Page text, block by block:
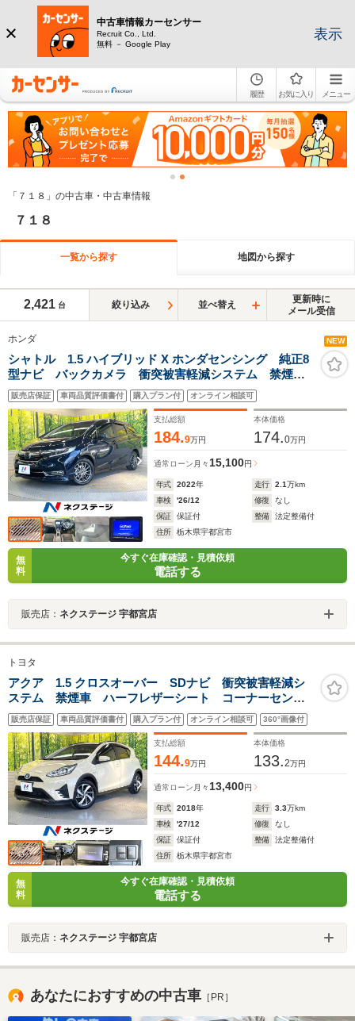
中古車情報カーセンサー
Recruit Co., Ltd.
無料 － Google Play
表示
履歴 お気に入り メニュー
「７１８」の中古車・中古車情報
７１８
一覧から探す 地図から探す
2,421 台 絞り込み 並べ替え
更新時に
メール受信
ホンダ NEW
シャトル 1.5 ハイブリッド X ホンダセンシング 純正8
型ナビ バックカメラ 衝突被害軽減システム 禁煙
車 ハーフレザーシート スマートキー LEDヘッド
ビルトインETC 車線逸脱警報 オートライト
Bluetooth CD DVD再生
販売店保証 車両品質評価書付 購入プラン付 オンライン相談可
支払総額
184.9万円
本体価格
174.0万円
通常ローン 月々15,100円
年式 2022年 走行 2.1万km
車検
'26/12 修復
なし
保証
保証付 整備
法定整備付
住所
栃木県宇都宮市
無
料
今すぐ在庫確認・見積依頼
電話する
販売店： ネクステージ 宇都宮店
トヨタ
アクア 1.5 クロスオーバー SDナビ 衝突被害軽減シ
ステム 禁煙車 ハーフレザーシート コーナーセンサ
ー ETC 純正16インチアルミ オートハイビーム 車
線逸脱警報 オートライト オートエアコン
販売店保証 車両品質評価書付 購入プラン付 オンライン相談可 360°画像付
支払総額
144.9万円
本体価格
133.2万円
通常ローン 月々13,400円
年式 2018年 走行 3.3万km
車検
'27/12 修復
なし
保証
保証付 整備
法定整備付
住所
栃木県宇都宮市
無
料
今すぐ在庫確認・見積依頼
電話する
販売店： ネクステージ 宇都宮店
あなたにおすすめの中古車 ［PR］